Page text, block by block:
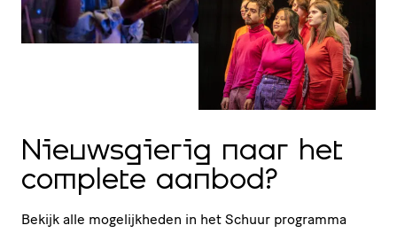
Nieuwsgierig naar het
complete aanbod?
Bekijk alle moge­lijk­heden in het Schuur programma